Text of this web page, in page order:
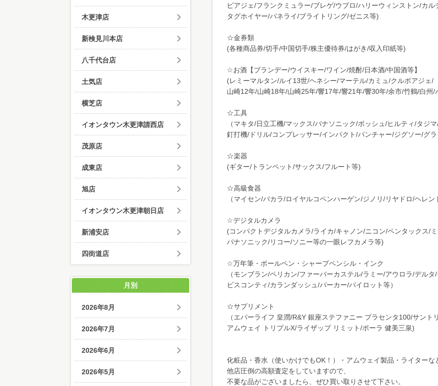
ピアジェ/フランクミュラー/ブレゲ/ウブロ/ハリーウィンストン/カル
タグホイヤー/パネライ/ブライトリング/ゼニス等)
☆金券類
(各種商品券/切手/中国切手/株主優待券/はがき/収入印紙等)
☆お酒【ブランデー/ウイスキー/ワイン/焼酎/日本酒/中国酒等】
(レミーマルタン/ルイ13世/ヘネシー/マーテル/カミュ/クルボアジェ/
山崎12年/山崎18年/山崎25年/響17年/響21年/響30年/余市/竹鶴/白州/
☆工具
（マキタ/日立工機/マックス/パナソニック/ボッシュ/ヒルティ/タジ
釘打機/ドリル/コンプレッサー/インパクト/パンチャー/ジグソー/グ
☆楽器
(ギター/トランペット/サックス/フルート等)
☆高級食器
（マイセン/バカラ/ロイヤルコペンハーゲン/ジノリ/リヤドロ/ヘレ
☆デジタルカメラ
(コンパクトデジタルカメラ/ライカ/キャノン/ニコン/ペンタックス/
パナソニック/リコー/ソニー等の一眼レフカメラ等)
☆万年筆・ボールペン・シャープペンシル・インク
（モンブラン/ペリカン/ファーバーカステル/ラミー/アウロラ/デル
ビスコンティ/カランダッシュ/パーカー/パイロット等）
☆サプリメント
（エバーライフ 皇潤/R&Y 銀座ステファニー プラセンタ100/サント
アムウェイ トリプルX/ライザップ リミット/ポーラ 健美三泉)
化粧品・香水（使いかけでもOK！）・アムウェイ製品・ライターな
他店圧倒の高額査定をしていますので、
不要な品がございましたら、ぜひ買い取りさせて下さい。
木更津店
新検見川本店
八千代台店
土気店
横芝店
イオンタウン木更津請西店
茂原店
成東店
旭店
イオンタウン木更津朝日店
新浦安店
四街道店
月別
2026年8月
2026年7月
2026年6月
2026年5月